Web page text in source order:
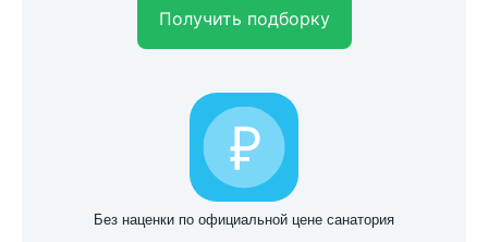
Получить подборку
Без наценки по официальной цене санатория